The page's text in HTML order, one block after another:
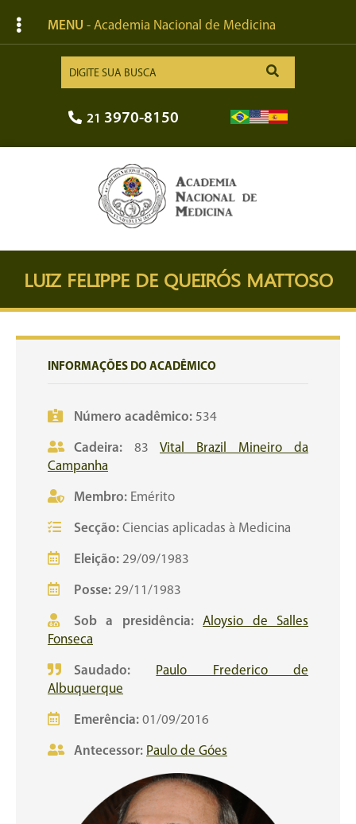
MENU - Academia Nacional de Medicina
21 3970-8150
LUIZ FELIPPE DE QUEIRÓS MATTOSO
INFORMAÇÕES DO ACADÊMICO
Número acadêmico: 534
Cadeira: 83 Vital Brazil Mineiro da
Campanha
Membro: Emérito
Secção: Ciencias aplicadas à Medicina
Eleição: 29/09/1983
Posse: 29/11/1983
Sob a presidência:
Aloysio de Salles
Fonseca
Saudado:
Paulo Frederico de
Albuquerque
Emerência: 01/09/2016
Antecessor: Paulo de Góes